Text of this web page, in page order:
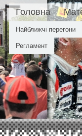
Головна
Найближчі перегони
Регламент